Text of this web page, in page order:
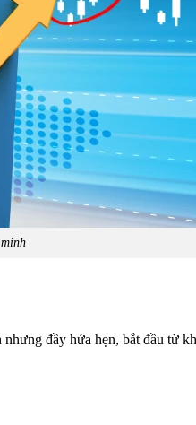
đầy hứa hẹn, bắt đầu từ